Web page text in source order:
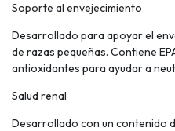
Soporte al envejecimiento
Desarrollado para apoyar el
de razas pequeñas. Contiene
antioxidantes para ayudar a
Salud renal
Desarrollado con un contenido